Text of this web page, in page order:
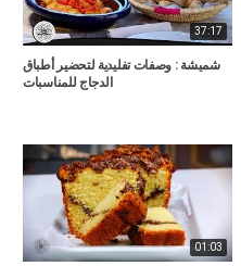
37:17
شميشة : وصفات تفليدية لتحضير أطباق
الدجاج للمناسبات
01:03